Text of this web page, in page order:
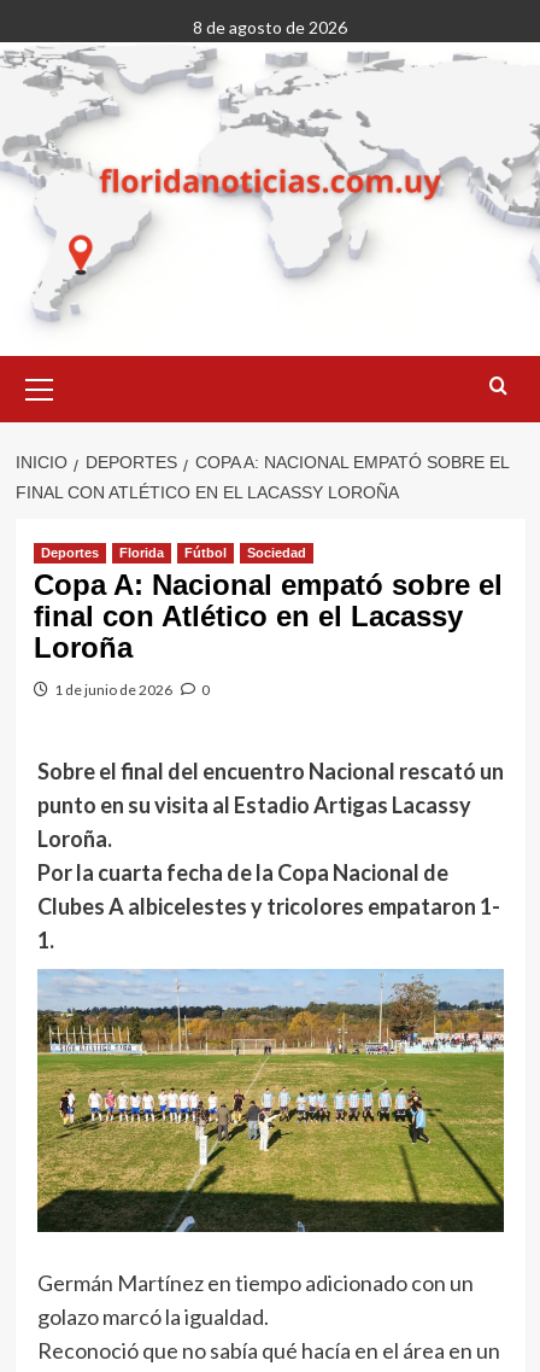
al
contenido
8 de agosto de 2026
primario
INICIO DEPORTES
COPA A: NACIONAL EMPATÓ SOBRE EL
FINAL CON ATLÉTICO EN EL LACASSY LOROÑA
Deportes Florida Fútbol Sociedad
Copa A: Nacional empató sobre el
final con Atlético en el Lacassy
Loroña
1 de junio de 2026 0
Sobre el final del encuentro Nacional rescató un
punto en su visita al Estadio Artigas Lacassy
Loroña.
Por la cuarta fecha de la Copa Nacional de
Clubes A albicelestes y tricolores empataron 1-
1.
Germán Martínez en tiempo adicionado con un
golazo marcó la igualdad.
Reconoció que no sabía qué hacía en el área en un